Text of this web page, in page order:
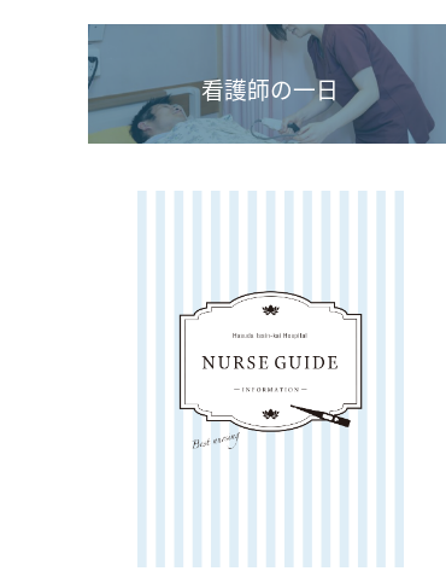
看護師の一日